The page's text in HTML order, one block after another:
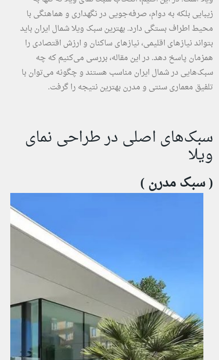
زیبایی بلکه به دوام، صرفه‌جویی در نگهداری و هماهنگی با
محیط اطراف بستگی دارد. بهترین سبک ویلا شمال ایران باید
بتواند نیازهای اقلیمی، نیازهای ساکنان و ارزش اقتصادی را
همزمان پاسخ دهد. در این مقاله، بررسی می‌کنیم که چه
سبک‌هایی در شمال ایران مناسب هستند و چگونه می‌توان با
تلفیق معماری سنتی و مدرن بهترین نتیجه را گرفت.
سبک‌های اصلی در طراحی نمای
ویلا
( سبک مدرن )